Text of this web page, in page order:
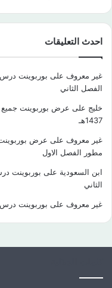
احدث التعليقات
غير معروف على بوربوينت درس
الفصل الثاني
خليج على عرض بوربوينت جميع
1437هـ
غير معروف على عرض
مطور الفصل الاول
ابن السعودية على بوربوينت
الثاني
غير معروف على بوربوينت